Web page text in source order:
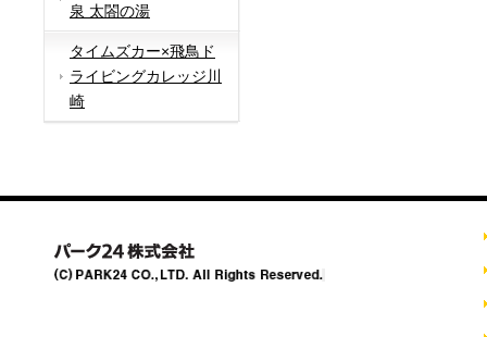
泉 太閤の湯
タイムズカー×飛鳥ド
ライビングカレッジ川
崎